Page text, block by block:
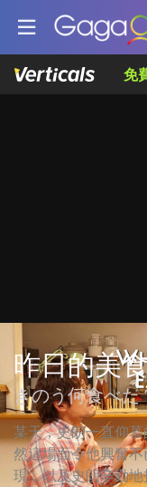
免
昨日的美
きのう何食べ
某天，史朗一直仰
然這場面令他興奮
現，以及史朗辛勤